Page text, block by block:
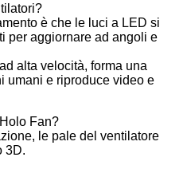
è che le luci a LED si
per aggiornare ad angoli e
alta velocità, forma una
umani e riproduce video e
Fan?
le pale del ventilatore
3D.